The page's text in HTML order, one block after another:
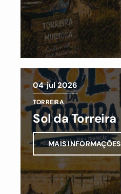
04 jul 2026
TORREIRA
Sol da Torreira
MAIS INFORMAÇÕES